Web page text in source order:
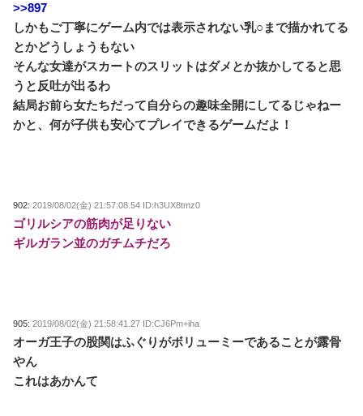
>>897
しかもご丁寧にゲーム内では表示されない乳○まで描かれてる
とかどうしょうもない
そんな女達がスカートのスリットはダメとか抜かしてると思
うと反吐が出るわ
結局お前ら女たちだって自分らの趣味全開にしてるじゃねー
かと、何が子供も安心てプレイできるゲームだよ！
902:2019/08/02(金) 21:57:08.54 ID:h3UX8tmz0
ゴリルシアの筋肉が足りない
ギルガラン並のガチムチだろ
905:2019/08/02(金) 21:58:41.27 ID:CJ6Pm+iha
オーガ王子の股関はふぐりがボリューミーであることが露骨
やん
これはあかんて